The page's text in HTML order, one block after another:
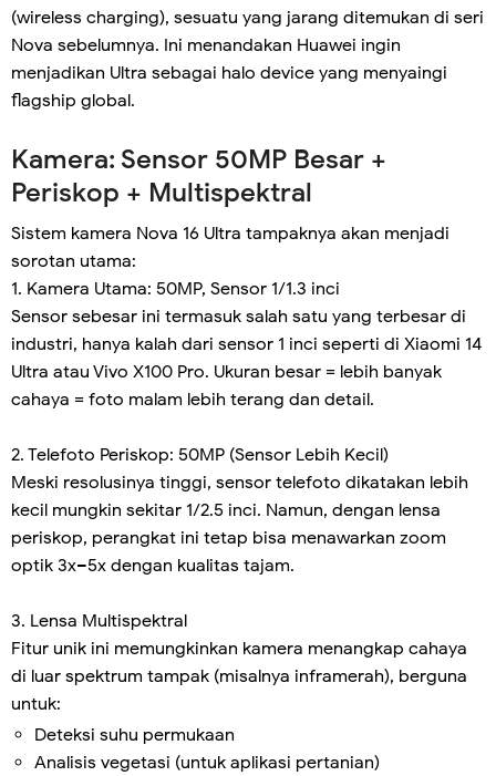
(wireless charging), sesuatu yang jarang ditemukan di seri
Nova sebelumnya. Ini menandakan Huawei ingin
menjadikan Ultra sebagai halo device yang menyaingi
flagship global.
Kamera: Sensor 50MP Besar +
Periskop + Multispektral
Sistem kamera Nova 16 Ultra tampaknya akan menjadi
sorotan utama:
1. Kamera Utama: 50MP, Sensor 1/1.3 inci
Sensor sebesar ini termasuk salah satu yang terbesar di
industri, hanya kalah dari sensor 1 inci seperti di Xiaomi 14
Ultra atau Vivo X100 Pro. Ukuran besar = lebih banyak
cahaya = foto malam lebih terang dan detail.
2. Telefoto Periskop: 50MP (Sensor Lebih Kecil)
Meski resolusinya tinggi, sensor telefoto dikatakan lebih
kecil mungkin sekitar 1/2.5 inci. Namun, dengan lensa
periskop, perangkat ini tetap bisa menawarkan zoom
optik 3x–5x dengan kualitas tajam.
3. Lensa Multispektral
Fitur unik ini memungkinkan kamera menangkap cahaya
di luar spektrum tampak (misalnya inframerah), berguna
untuk:
Deteksi suhu permukaan
Analisis vegetasi (untuk aplikasi pertanian)